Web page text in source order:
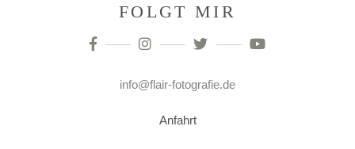
FOLGT MIR
info@flair-fotografie.de
Anfahrt